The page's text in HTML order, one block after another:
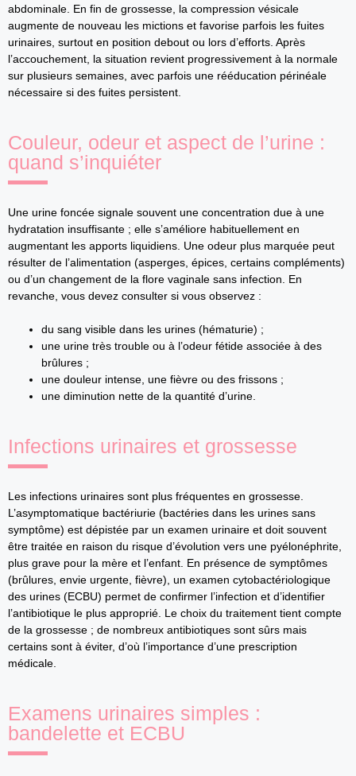
abdominale. En fin de grossesse, la compression vésicale
augmente de nouveau les mictions et favorise parfois les fuites
urinaires, surtout en position debout ou lors d’efforts. Après
l’accouchement, la situation revient progressivement à la normale
sur plusieurs semaines, avec parfois une rééducation périnéale
nécessaire si des fuites persistent.
Couleur, odeur et aspect de l’urine :
quand s’inquiéter
Une urine foncée signale souvent une concentration due à une
hydratation insuffisante ; elle s’améliore habituellement en
augmentant les apports liquidiens. Une odeur plus marquée peut
résulter de l’alimentation (asperges, épices, certains compléments)
ou d’un changement de la flore vaginale sans infection. En
revanche, vous devez consulter si vous observez :
du sang visible dans les urines (hématurie) ;
une urine très trouble ou à l’odeur fétide associée à des
brûlures ;
une douleur intense, une fièvre ou des frissons ;
une diminution nette de la quantité d’urine.
Infections urinaires et grossesse
Les infections urinaires sont plus fréquentes en grossesse.
L’asymptomatique bactériurie (bactéries dans les urines sans
symptôme) est dépistée par un examen urinaire et doit souvent
être traitée en raison du risque d’évolution vers une pyélonéphrite,
plus grave pour la mère et l’enfant. En présence de symptômes
(brûlures, envie urgente, fièvre), un examen cytobactériologique
des urines (ECBU) permet de confirmer l’infection et d’identifier
l’antibiotique le plus approprié. Le choix du traitement tient compte
de la grossesse ; de nombreux antibiotiques sont sûrs mais
certains sont à éviter, d’où l’importance d’une prescription
médicale.
Examens urinaires simples :
bandelette et ECBU